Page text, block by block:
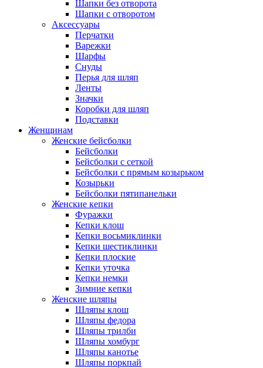
Шапки без отворота
Шапки с отворотом
Аксессуары
Перчатки
Варежки
Шарфы
Снуды
Перья для шляп
Ленты
Значки
Коробки для шляп
Подставки
Женщинам
Женские бейсболки
Бейсболки
Бейсболки с сеткой
Бейсболки с прямым козырьком
Козырьки
Бейсболки пятипанельки
Женские кепки
Фуражки
Кепки клош
Кепки восьмиклинки
Кепки шестиклинки
Кепки плоские
Кепки уточка
Кепки немки
Зимние кепки
Женские шляпы
Шляпы клош
Шляпы федора
Шляпы трилби
Шляпы хомбург
Шляпы канотье
Шляпы поркпай